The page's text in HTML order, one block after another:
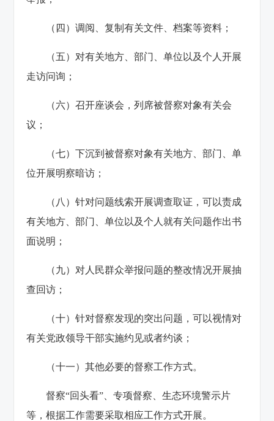
（四）调阅、复制有关文件、档案等资料；
（五）对有关地方、部门、单位以及个人开展
走访问询；
（六）召开座谈会，列席被督察对象有关会
议；
（七）下沉到被督察对象有关地方、部门、单
位开展明察暗访；
（八）针对问题线索开展调查取证，可以责成
有关地方、部门、单位以及个人就有关问题作出书
面说明；
（九）对人民群众举报问题的整改情况开展抽
查回访；
（十）针对督察发现的突出问题，可以视情对
有关党政领导干部实施约见或者约谈；
（十一）其他必要的督察工作方式。
督察“回头看”、专项督察、生态环境警示片
等，根据工作需要采取相应工作方式开展。